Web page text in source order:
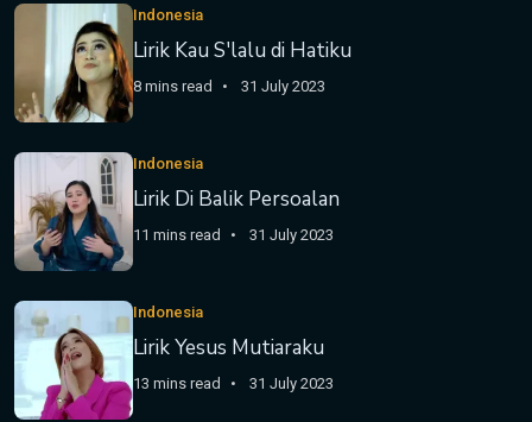
Indonesia
Lirik Kau S'lalu di Hatiku
8 mins read 31 July 2023
Indonesia
Lirik Di Balik Persoalan
11 mins read 31 July 2023
Indonesia
Lirik Yesus Mutiaraku
13 mins read 31 July 2023